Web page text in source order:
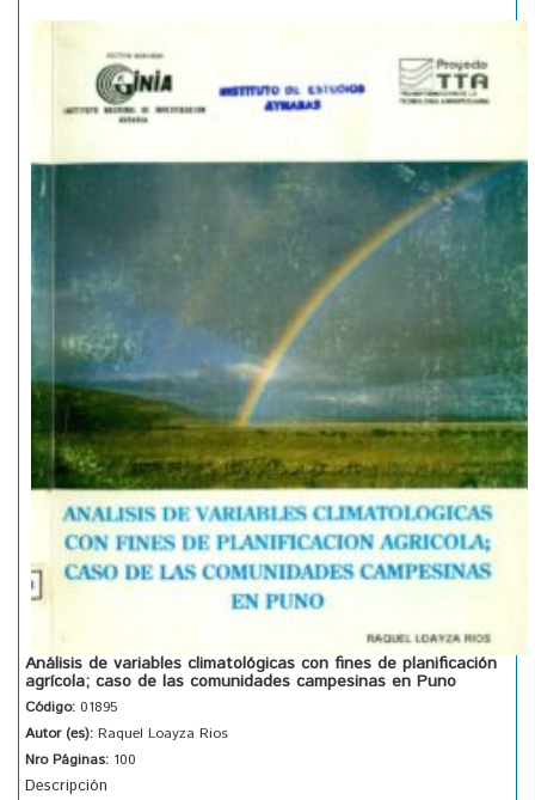
Análisis de variables climatológicas con fines de planificación
agrícola; caso de las comunidades campesinas en Puno
Código: 01895
Autor (es): Raquel Loayza Rios
Nro Páginas: 100
Descripción